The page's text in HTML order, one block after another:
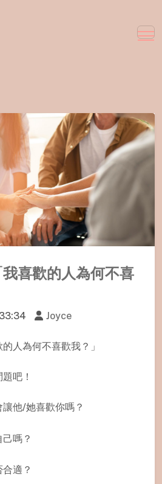
喜歡的人為何不喜
Joyce
人為何不喜歡我？」
吧！
他/她喜歡你嗎？
嗎？
適？